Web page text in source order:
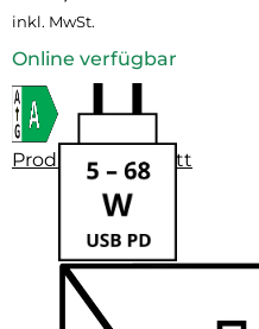
inkl. MwSt.
Online verfügbar
Produktdatenblatt